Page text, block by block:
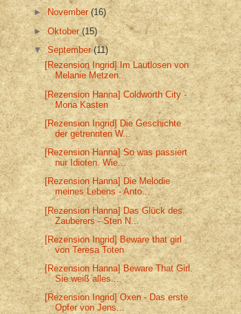
►November(16)
►Oktober(15)
▼September(11)
[Rezension Ingrid] Im Lautlosen von
Melanie Metzen...
[Rezension Hanna] Coldworth City -
Mona Kasten
[Rezension Ingrid] Die Geschichte
der getrennten W...
[Rezension Hanna] So was passiert
nur Idioten. Wie...
[Rezension Hanna] Die Melodie
meines Lebens - Anto...
[Rezension Hanna] Das Glück des
Zauberers - Sten N...
[Rezension Ingrid] Beware that girl
von Teresa Toten
[Rezension Hanna] Beware That Girl.
Sie weiß alles...
[Rezension Ingrid] Oxen - Das erste
Opfer von Jens...